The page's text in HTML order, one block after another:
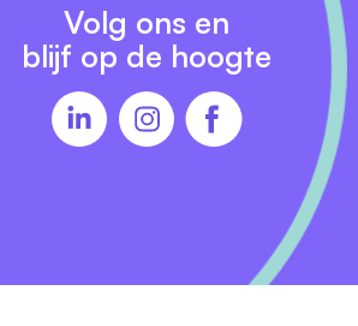
Volg ons en
blijf op de hoogte